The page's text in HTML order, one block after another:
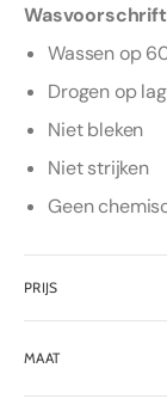
Wassen op
Drogen op
Niet bleken
Niet strijken
Geen
PRIJS
MAAT